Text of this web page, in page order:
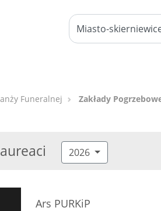
Funeralnej Zakłady
2026
Ars PURKiP